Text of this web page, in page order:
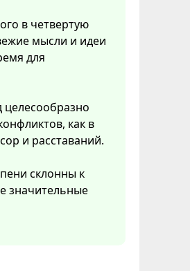
в четвертую
мысли и идеи
для
как в
и расставаний.
склонны к
значительные